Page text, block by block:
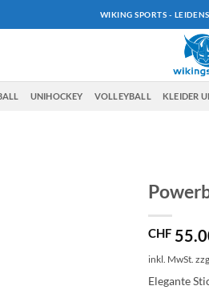
WIKING SPORTS -
UNIHOCKEY VOLLEYBALL KLEIDER
CHF
inkl. MwSt.
Elegante